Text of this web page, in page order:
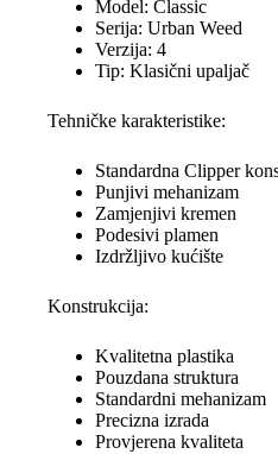
Model: Classic
Serija: Urban Weed
Verzija: 4
Tip: Klasični upaljač
Tehničke karakteristike:
Standardna Clipper
Punjivi mehanizam
Zamjenjivi kremen
Podesivi plamen
Izdržljivo kućište
Konstrukcija:
Kvalitetna plastika
Pouzdana struktura
Standardni mehanizam
Precizna izrada
Provjerena kvaliteta